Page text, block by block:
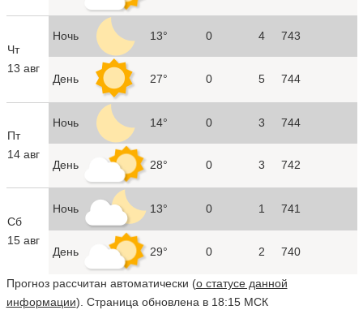
Чт
13 авг
Ночь 13° 0 4 743
День 27° 0 5 744
Пт
14 авг
Ночь 14° 0 3 744
День 28° 0 3 742
Сб
15 авг
Ночь 13° 0 1 741
День 29° 0 2 740
Прогноз рассчитан автоматически (о статусе данной
информации). Страница обновлена в 18:15 МСК